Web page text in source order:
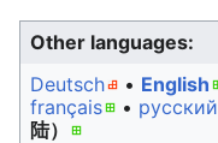
Other languages:
Deutsch
• ‎ English
français • ‎ русский
陆）‎